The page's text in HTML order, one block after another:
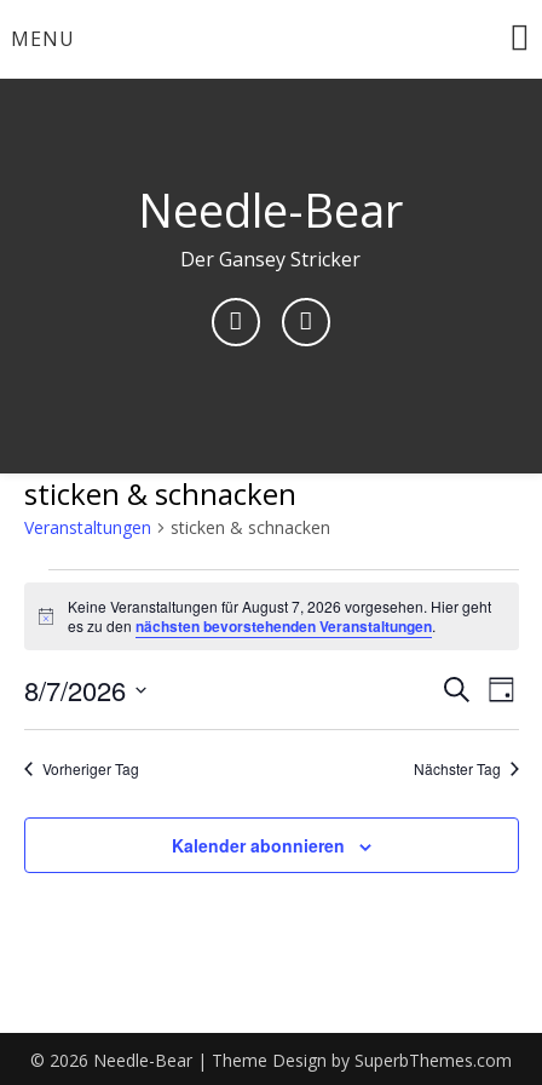
toMENU
Needle-Bear
Der Gansey Stricker
sticken & schnacken
Veranstaltungen sticken & schnacken
Veranstaltungen
für
August
7,
2026
Hinweis
Keine Veranstaltungen für August 7, 2026 vorgesehen. Hier geht
es zu den nächsten bevorstehenden Veranstaltungen.
Suche
und
SucheTag
8/7/2026
Vorheriger Tag Nächster Tag
Kalender abonnieren
© 2026 Needle-Bear | Theme Design by SuperbThemes.com